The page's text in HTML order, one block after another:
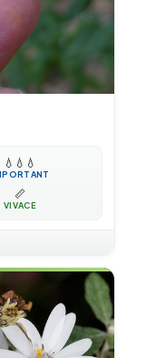
💧 💧 💧
📏
VIVACE